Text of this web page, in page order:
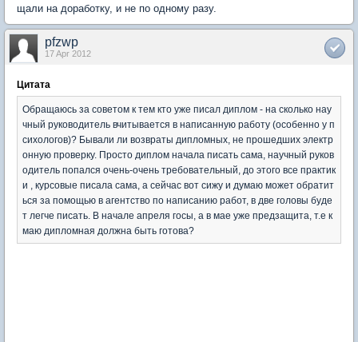
щали на доработку, и не по одному разу.
pfzwp
17 Apr 2012
Цитата
Обращаюсь за советом к тем кто уже писал диплом - на сколько нау
чный руководитель вчитывается в написанную работу (особенно у п
сихологов)? Бывали ли возвраты дипломных, не прошедших электр
онную проверку. Просто диплом начала писать сама, научный руков
одитель попался очень-очень требовательный, до этого все практик
и , курсовые писала сама, а сейчас вот сижу и думаю может обратит
ься за помощью в агентство по написанию работ, в две головы буде
т легче писать. В начале апреля госы, а в мае уже предзащита, т.е к
маю дипломная должна быть готова?